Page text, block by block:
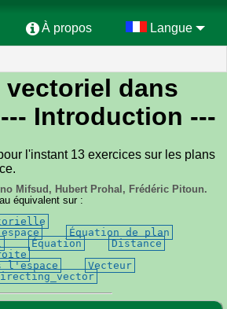
À propos Langue
vectoriel dans
--- Introduction ---
l'instant 13 exercices sur les plans
Mifsud, Hubert Prohal, Frédéric Pitoun.
équivalent sur :
Équation de plan
Équation
Distance
l'espace
Vecteur